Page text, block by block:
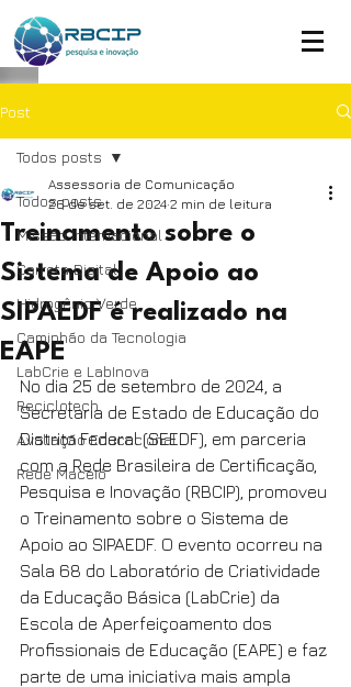
Post
Todos posts
Missão Internacional
Carreta Digital
Hidrogênio Verde
Caminhão da Tecnologia
LabCrie e LabInova
Reciclotech
Avaliação Educacional
Rede Maceió
Todos posts
Treinamento sobre o
Sistema de Apoio ao
SIPAEDF é realizado na
EAPE
Assessoria de Comunicação
26 de set. de 2024 2 min de leitura
No dia 25 de setembro de 2024, a
Secretaria de Estado de Educação do
Distrito Federal (SEEDF), em parceria
com a Rede Brasileira de Certificação,
Pesquisa e Inovação (RBCIP), promoveu
o Treinamento sobre o Sistema de
Apoio ao SIPAEDF. O evento ocorreu na
Sala 68 do Laboratório de Criatividade
da Educação Básica (LabCrie) da
Escola de Aperfeiçoamento dos
Profissionais de Educação (EAPE) e faz
parte de uma iniciativa mais ampla